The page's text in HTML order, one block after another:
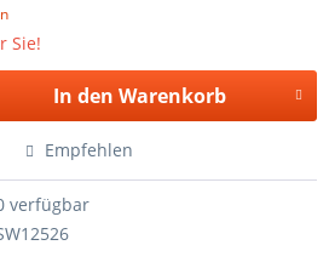
Sie!
In den Warenkorb
Empfehlen
verfügbar